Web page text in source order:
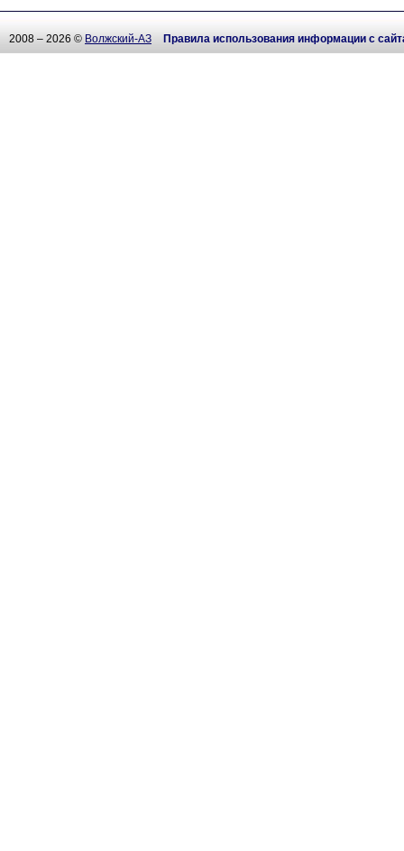
2008 – 2026 © Волжский-АЗ Правила использования информации с